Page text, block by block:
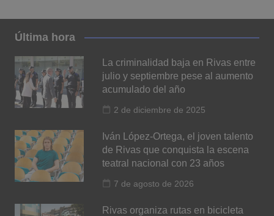
Última hora
La criminalidad baja en Rivas entre
julio y septiembre pese al aumento
acumulado del año
2 de diciembre de 2025
Iván López-Ortega, el joven talento
de Rivas que conquista la escena
teatral nacional con 23 años
7 de agosto de 2026
Rivas organiza rutas en bicicleta